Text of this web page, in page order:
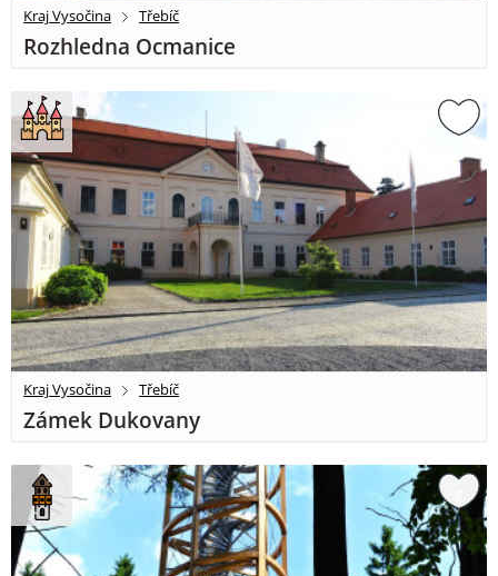
Kraj Vysočina Třebíč
Rozhledna Ocmanice
Kraj Vysočina Třebíč
Zámek Dukovany